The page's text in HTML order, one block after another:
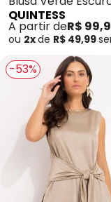
Tecido de
QUINTESS
A partir deR$
ou 2xde R$ 49,99
-53%